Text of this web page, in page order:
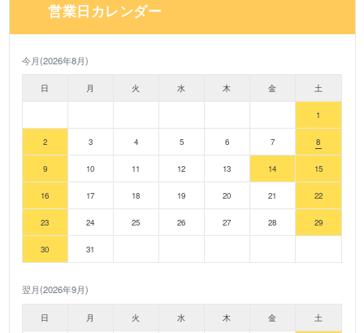
営業日カレンダー
今月(2026年8月)
日 月 火 水 木 金 土
1
2 3 4 5 6 7 8
9 10 11 12 13 14 15
16 17 18 19 20 21 22
23 24 25 26 27 28 29
30 31
翌月(2026年9月)
日 月 火 水 木 金 土